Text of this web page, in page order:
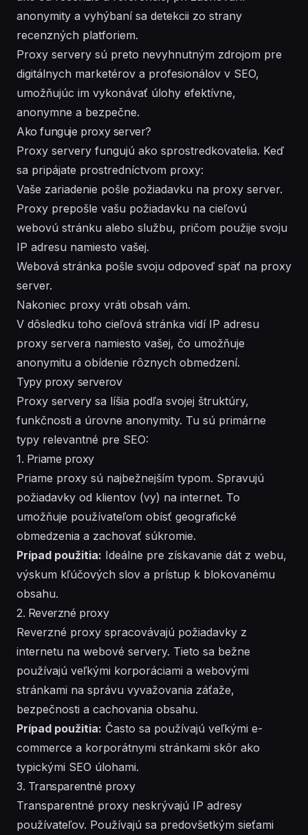
anonymity a vyhýbaní sa detekcii zo strany
recenzných platforiem.
Proxy servery sú preto nevyhnutným zdrojom pre
digitálnych marketérov a profesionálov v SEO,
umožňujúc im vykonávať úlohy efektívne,
anonymne a bezpečne.
Ako funguje proxy server?
Proxy servery fungujú ako sprostredkovatelia. Keď
sa pripájate prostredníctvom proxy:
Vaše zariadenie pošle požiadavku na proxy server.
Proxy prepošle vašu požiadavku na cieľovú
webovú stránku alebo službu, pričom použije svoju
IP adresu namiesto vašej.
Webová stránka pošle svoju odpoveď späť na proxy
server.
Nakoniec proxy vráti obsah vám.
V dôsledku toho cieľová stránka vidí IP adresu
proxy servera namiesto vašej, čo umožňuje
anonymitu a obídenie rôznych obmedzení.
Typy proxy serverov
Proxy servery sa líšia podľa svojej štruktúry,
funkčnosti a úrovne anonymity. Tu sú primárne
typy relevantné pre SEO:
1. Priame proxy
Priame proxy sú najbežnejším typom. Spravujú
požiadavky od klientov (vy) na internet. To
umožňuje používateľom obísť geografické
obmedzenia a zachovať súkromie.
Prípad použitia: Ideálne pre získavanie dát z webu,
výskum kľúčových slov a prístup k blokovanému
obsahu.
2. Reverzné proxy
Reverzné proxy spracovávajú požiadavky z
internetu na webové servery. Tieto sa bežne
používajú veľkými korporáciami a webovými
stránkami na správu vyvažovania záťaže,
bezpečnosti a cachovania obsahu.
Prípad použitia: Často sa používajú veľkými e-
commerce a korporátnymi stránkami skôr ako
typickými SEO úlohami.
3. Transparentné proxy
Transparentné proxy neskrývajú IP adresy
používateľov. Používajú sa predovšetkým sieťami